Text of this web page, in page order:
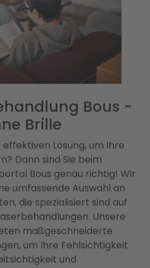
Bous -
Brille
Lösung, um Ihre
Dann sind Sie beim
Bous genau richtig! Wir
umfassende Auswahl an
die spezialisiert sind auf
Unsere
maßgeschneiderte
um Ihre Fehlsichtigkeit
und